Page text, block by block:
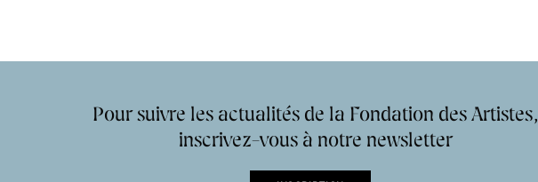
Pour suivre les actualités de la Fondation des Artistes,
inscrivez-vous à notre newsletter